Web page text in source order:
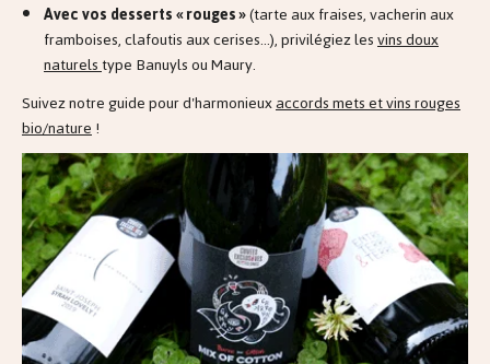
Avec vos desserts « rouges »(tarte aux fraises, vacherin aux
framboises, clafoutis aux cerises…), privilégiez lesvins doux
naturelstype Banuyls ou Maury.
Suivez notre guide pour d'harmonieuxaccords mets et vins rouges
bio/nature!